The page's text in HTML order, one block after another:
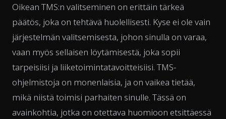
Oikean TMS:n valitseminen on erittäin tärkeä
päätös, joka on tehtävä huolellisesti. Kyse ei ole vain
järjestelmän valitsemisesta, johon sinulla on varaa,
vaan myös sellaisen löytämisestä, joka sopii
tarpeisiisi ja liiketoimintatavoitteisiisi. TMS-
ohjelmistoja on monenlaisia, ja on vaikea tietää,
mikä niistä toimisi parhaiten sinulle. Tässä on
avainkohtia, jotka on otettava huomioon etsittäessä